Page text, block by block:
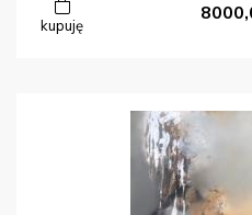
kupuję